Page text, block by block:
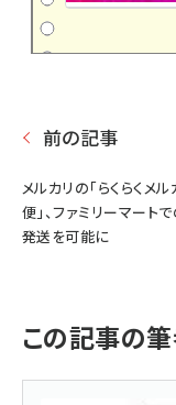
前の記事
メルカリの「らくらくメル
便」、ファミリーマート
発送を可能に
この記事の